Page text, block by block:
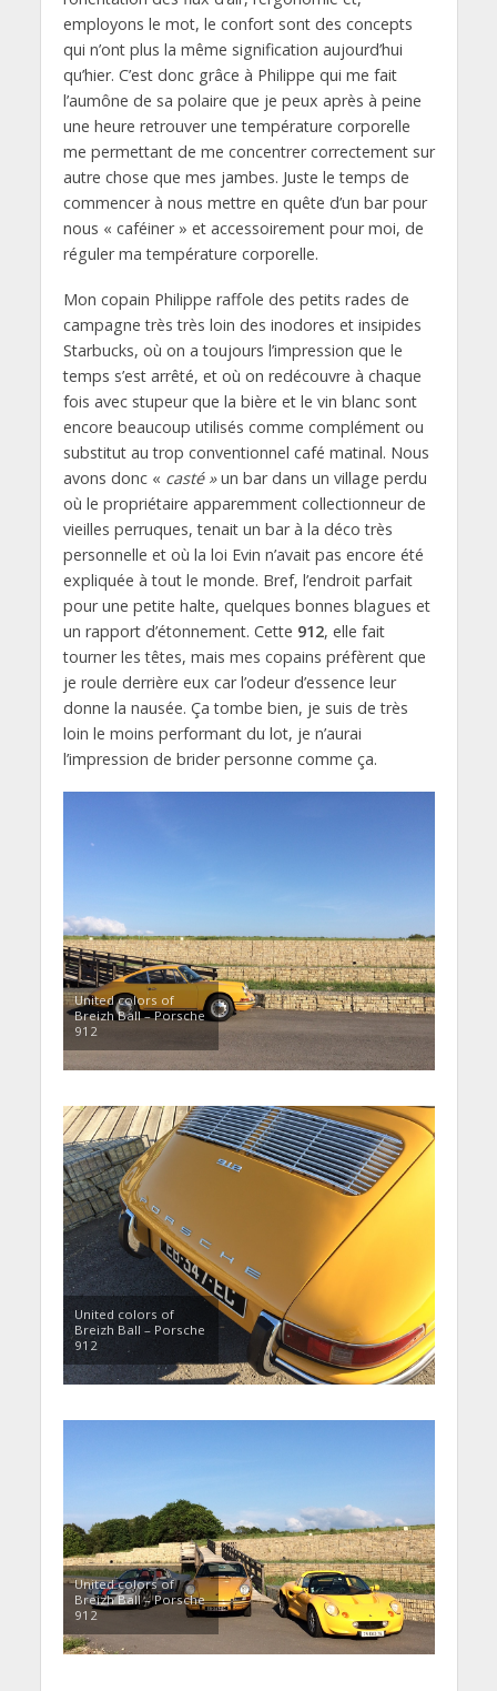
employons le mot, le confort sont des concepts
qui n’ont plus la même signification aujourd’hui
qu’hier. C’est donc grâce à Philippe qui me fait
l’aumône de sa polaire que je peux après à peine
une heure retrouver une température corporelle
me permettant de me concentrer correctement sur
autre chose que mes jambes. Juste le temps de
commencer à nous mettre en quête d’un bar pour
nous « caféiner » et accessoirement pour moi, de
réguler ma température corporelle.
Mon copain Philippe raffole des petits rades de
campagne très très loin des inodores et insipides
Starbucks, où on a toujours l’impression que le
temps s’est arrêté, et où on redécouvre à chaque
fois avec stupeur que la bière et le vin blanc sont
encore beaucoup utilisés comme complément ou
substitut au trop conventionnel café matinal. Nous
avons donc « casté »un bar dans un village perdu
où le propriétaire apparemment collectionneur de
vieilles perruques, tenait un bar à la déco très
personnelle et où la loi Evin n’avait pas encore été
expliquée à tout le monde. Bref, l’endroit parfait
pour une petite halte, quelques bonnes blagues et
un rapport d’étonnement. Cette 912, elle fait
tourner les têtes, mais mes copains préfèrent que
je roule derrière eux car l’odeur d’essence leur
donne la nausée. Ça tombe bien, je suis de très
loin le moins performant du lot, je n’aurai
l’impression de brider personne comme ça.
United colors of
Breizh Ball – Porsche
912
United colors of
Breizh Ball – Porsche
912
United colors of
Breizh Ball – Porsche
912